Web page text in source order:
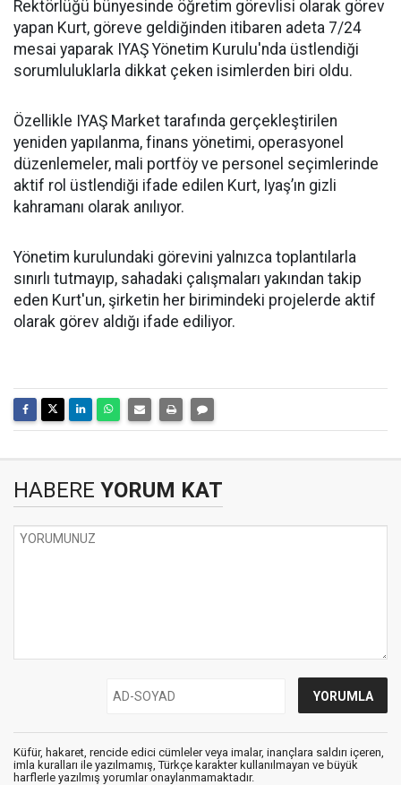
Rektörlüğü bünyesinde öğretim görevlisi olarak görev
yapan Kurt, göreve geldiğinden itibaren adeta 7/24
mesai yaparak IYAŞ Yönetim Kurulu'nda üstlendiği
sorumluluklarla dikkat çeken isimlerden biri oldu.
Özellikle IYAŞ Market tarafında gerçekleştirilen
yeniden yapılanma, finans yönetimi, operasyonel
düzenlemeler, mali portföy ve personel seçimlerinde
aktif rol üstlendiği ifade edilen Kurt, Iyaş’ın gizli
kahramanı olarak anılıyor.
Yönetim kurulundaki görevini yalnızca toplantılarla
sınırlı tutmayıp, sahadaki çalışmaları yakından takip
eden Kurt'un, şirketin her birimindeki projelerde aktif
olarak görev aldığı ifade ediliyor.
HABERE YORUM KAT
Küfür, hakaret, rencide edici cümleler veya imalar, inançlara saldırı içeren,
imla kuralları ile yazılmamış, Türkçe karakter kullanılmayan ve büyük
harflerle yazılmış yorumlar onaylanmamaktadır.